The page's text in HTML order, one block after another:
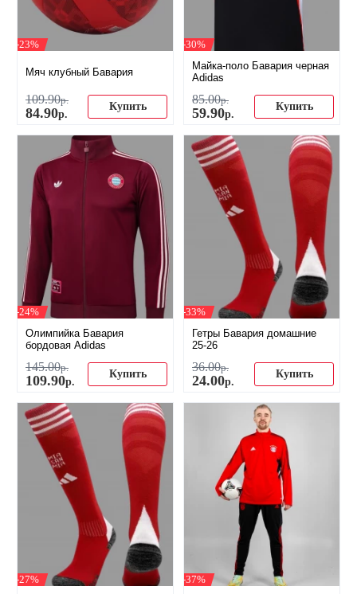
-23%
Мяч клубный Бавария
109.90р.
84.90р.
Купить
-30%
Майка-поло Бавария черная
Adidas
85.00р.
59.90р.
Купить
-24%
Олимпийка Бавария
бордовая Adidas
145.00р.
109.90р.
Купить
-33%
Гетры Бавария домашние
25-26
36.00р.
24.00р.
Купить
-27%
-37%